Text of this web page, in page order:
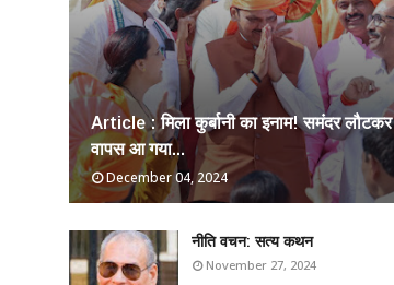
Article : मिला कुर्बानी का इनाम! समंदर लौटकर
वापस आ गया...
December 04, 2024
​नीति वचन: सत्य कथन
November 27, 2024